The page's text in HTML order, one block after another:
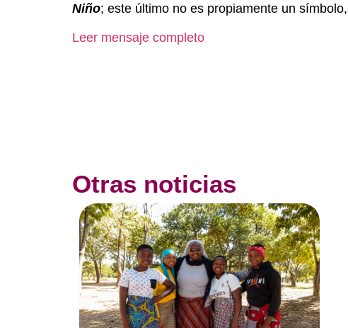
Niño; este último no es propiamente un
Leer mensaje completo
Otras noticias